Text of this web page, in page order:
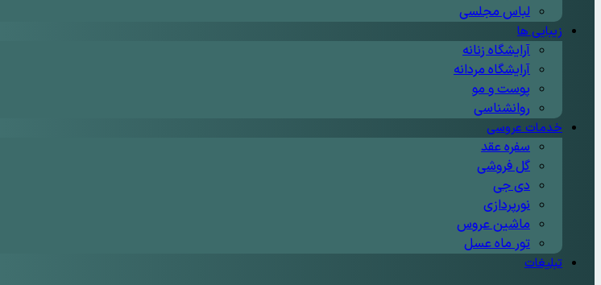
لباس مجلسی
زیبایی ها
آرایشگاه زنانه
آرایشگاه مردانه
پوست و مو
روانشناسی
خدمات عروسی
سفره عقد
گل فروشی
دی جی
نورپردازی
ماشین عروس
تور ماه عسل
تبلیغات